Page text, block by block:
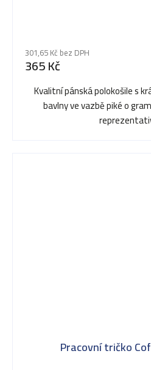
hodnocení
produktu
je
3,5
301,65 Kč bez DPH
365 Kč
Kvalitní pánská polokošile s
bavlny ve vazbě piké o
Pracovní tričko